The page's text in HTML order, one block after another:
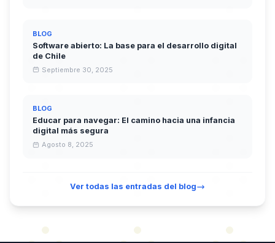
BLOG
Software abierto: La base para el desarrollo digital
de Chile
Septiembre 30, 2025
BLOG
Educar para navegar: El camino hacia una infancia
digital más segura
Agosto 8, 2025
Ver todas las entradas del blog